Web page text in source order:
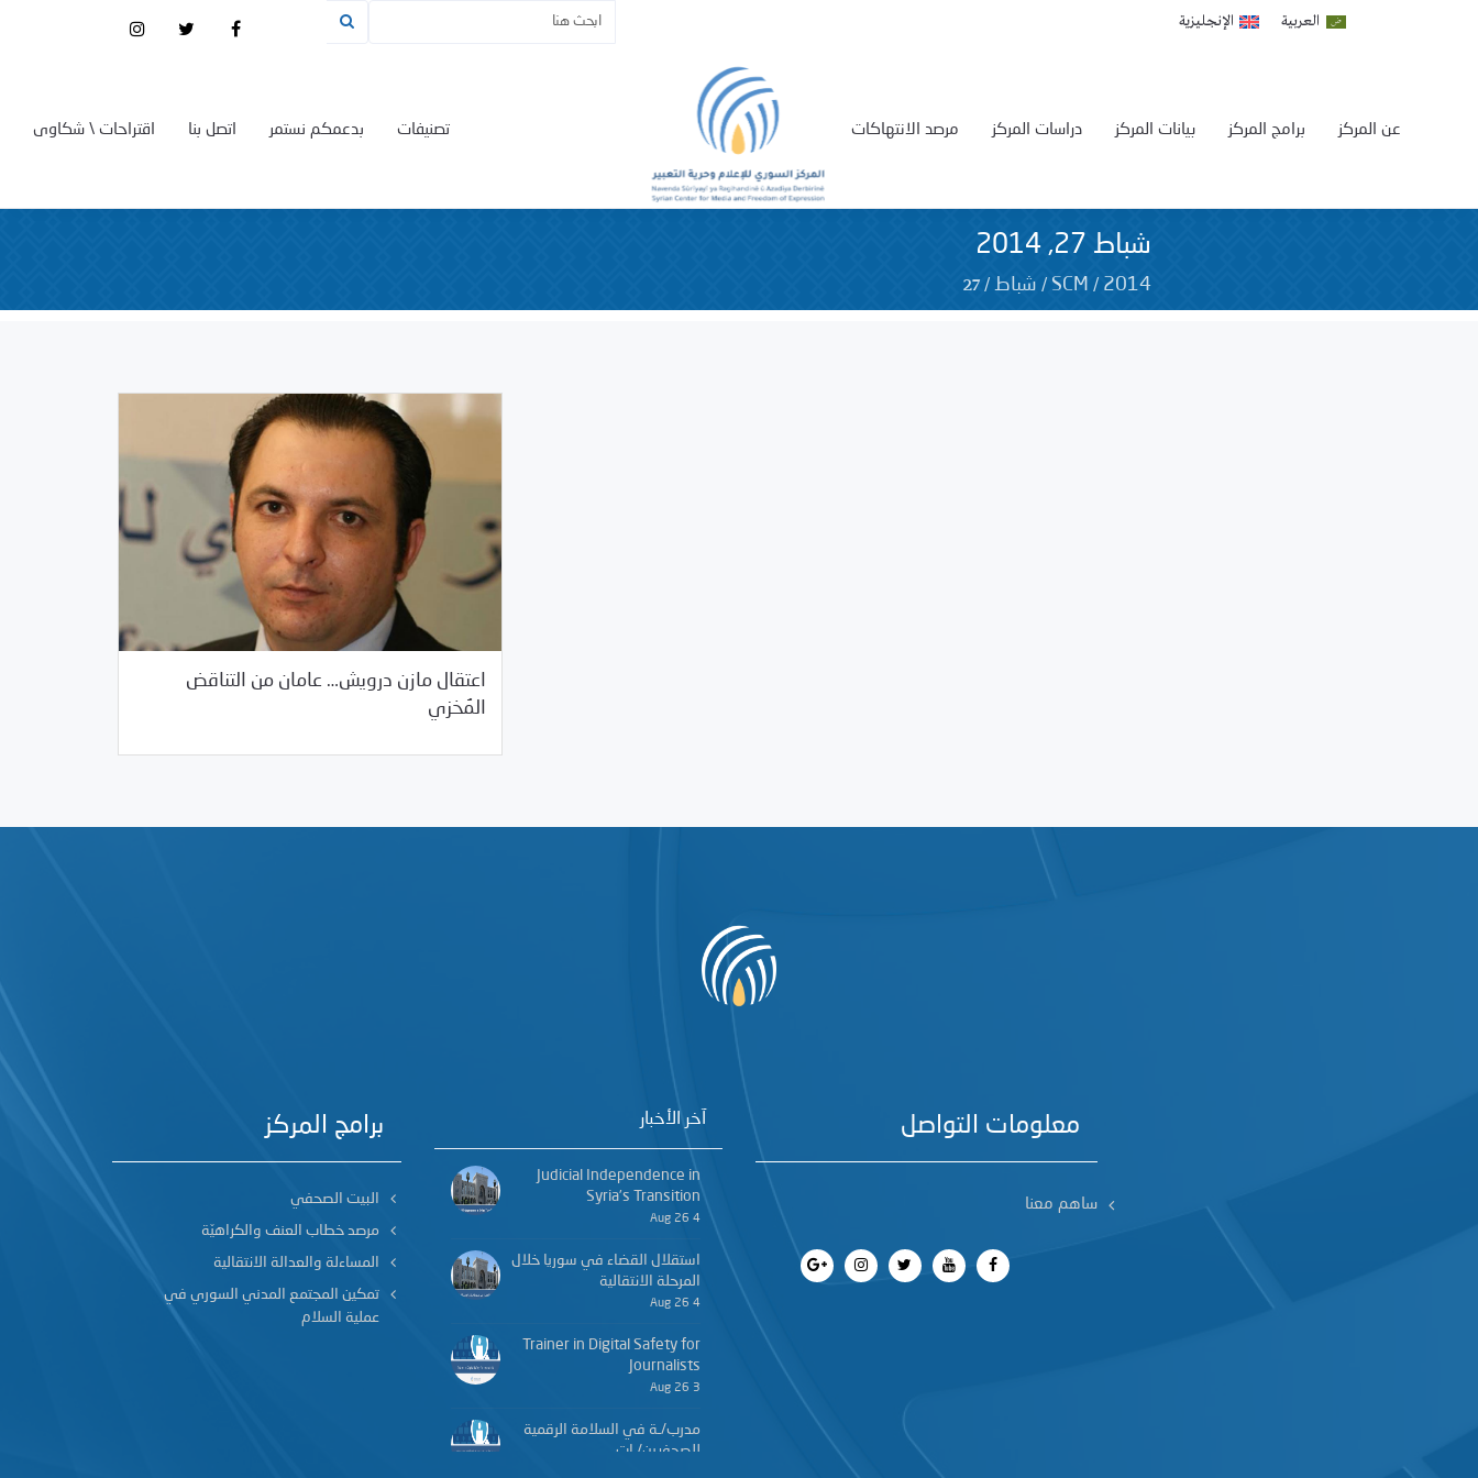
العربية الإنجليزية
اقتراحات \ شكاوى اتصل بنا بدعمكم نستمر تصنيفات مرصد الانتهاكات دراسات المركز بيانات المركز برامج المركز عن المركز
شباط 27, 2014
SCM / 2014
/ شباط /
27
اعتقال مازن درويش… عامان من التناقض
المُخزي
02/27/2014
2014
/بيانات المركز
برامج المركز
البيت الصحفي
مرصد خطاب العنف والكراهيّة
المساءلة والعدالة الانتقالية
تمكين المجتمع المدني السوري في
عملية السلام
آخر الأخبار
Judicial Independence in
Syria’s Transition
4 Aug 26
استقلال القضاء في سوريا خلال
المرحلة الانتقالية
4 Aug 26
Trainer in Digital Safety for
Journalists
3 Aug 26
مدرب/ـة في السلامة الرقمية
للصحفيين/ـات
معلومات التواصل
ساهم معنا